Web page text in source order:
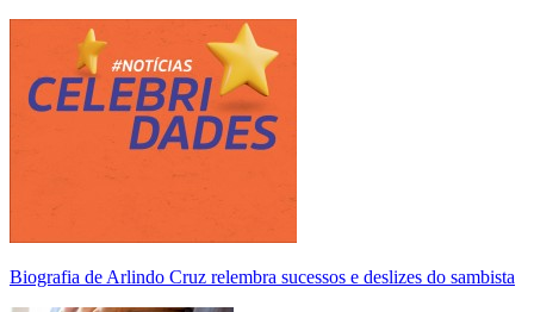
Biografia de Arlindo Cruz relembra sucessos e deslizes do sambista